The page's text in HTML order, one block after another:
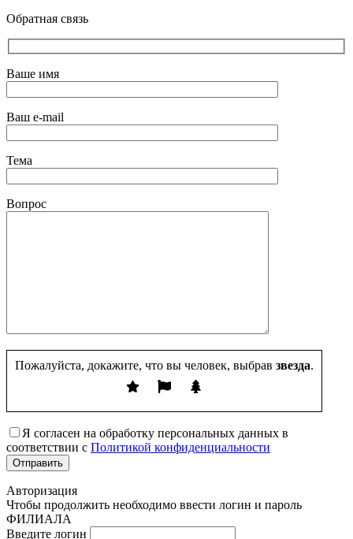
Обратная связь
Ваше имя
Ваш e-mail
Тема
Вопрос
Пожалуйста, докажите, что вы человек, выбрав звезда.
Я согласен на обработку персональных данных в
соответствии с Политикой конфиденциальности
Авторизация
Чтобы продолжить необходимо ввести логин и пароль
ФИЛИАЛА
Введите логин